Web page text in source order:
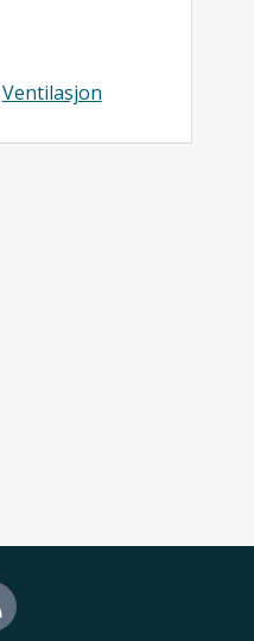
Ventilasjon